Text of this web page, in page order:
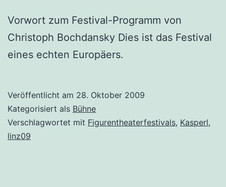
Vorwort zum Festival-Programm von
Christoph Bochdansky Dies ist das Festival
eines echten Europäers.
Veröffentlicht am 28. Oktober 2009
Kategorisiert als Bühne
Verschlagwortet mit Figurentheaterfestivals, Kasperl,
linz09